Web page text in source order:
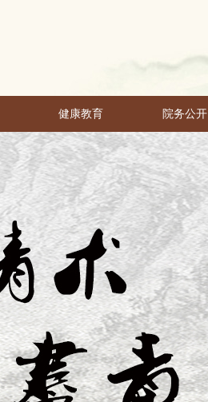
健康教育 院务公开